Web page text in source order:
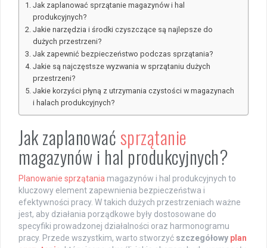
Jak zaplanować sprzątanie magazynów i hal
produkcyjnych?
Jakie narzędzia i środki czyszczące są najlepsze do
dużych przestrzeni?
Jak zapewnić bezpieczeństwo podczas sprzątania?
Jakie są najczęstsze wyzwania w sprzątaniu dużych
przestrzeni?
Jakie korzyści płyną z utrzymania czystości w magazynach
i halach produkcyjnych?
Jak zaplanowaćsprzątanie
magazynów i hal produkcyjnych?
Planowanie sprzątania magazynów i hal produkcyjnych to
kluczowy element zapewnienia bezpieczeństwa i
efektywności pracy. W takich dużych przestrzeniach ważne
jest, aby działania porządkowe były dostosowane do
specyfiki prowadzonej działalności oraz harmonogramu
pracy. Przede wszystkim, warto stworzyć szczegółowy plan